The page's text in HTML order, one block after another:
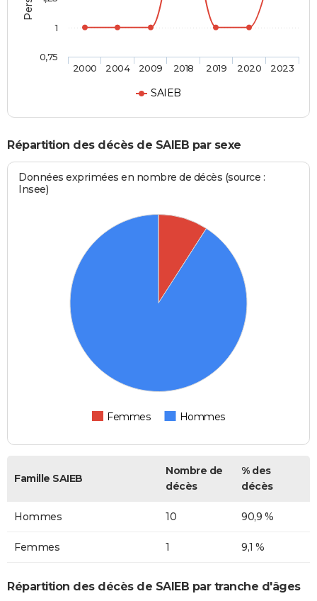
SAIEB
2000 2004 2009 2018 2019 2020 2023
0,75
1
Répartition des décès de SAIEB par sexe
Données exprimées en nombre de décès (source :
Insee)
Femmes Hommes
Famille SAIEB
Nombre de
décès
% des
décès
Hommes 10 90,9 %
Femmes 1 9,1 %
Répartition des décès de SAIEB par tranche d'âges